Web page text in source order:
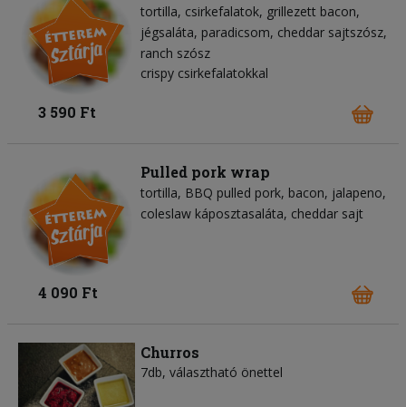
tortilla csirkefalatok grillezett bacon
jégsaláta paradicsom cheddar sajtszósz
ranch szósz
crispy csirkefalatokkal
3 590 Ft
Pulled pork wrap
tortilla BBQ pulled pork bacon jalapeno
coleslaw káposztasaláta cheddar sajt
4 090 Ft
Churros
7db, választható önettel